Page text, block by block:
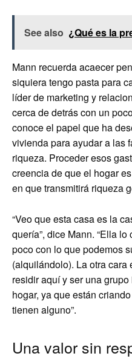
See also ¿Qué es la
Mann recuerda acaecer
siquiera tengo pasta para
líder de marketing y
cerca de detrás con un
conoce el papel que ha
vivienda para ayudar a las
riqueza. Proceder esos
creencia de que el hogar
en que transmitirá riqueza
“Veo que esta casa es la
quería”, dice Mann. “Ella
poco con lo que podemos
(alquilándolo). La otra cara
residir aquí y ser una
hogar, ya que están
tienen alguno”.
Una valor sin